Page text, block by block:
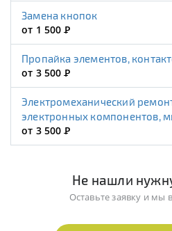
Замена кнопок
от 1 500Р
Пропайка элементов,
от 3 500Р
Электромеханический ремонт (замена
электронных компонентов,
от 3 500Р
Не нашли
Оставьте заявку и мы